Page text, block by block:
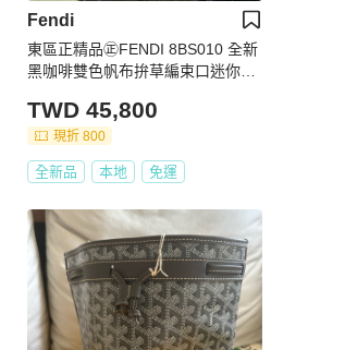
Fendi
東區正精品㊣FENDI 8BS010 全新
黑咖啡雙色帆布拚草編束口迷你水
TWD 45,800
現折 800
全新品 本地 免運